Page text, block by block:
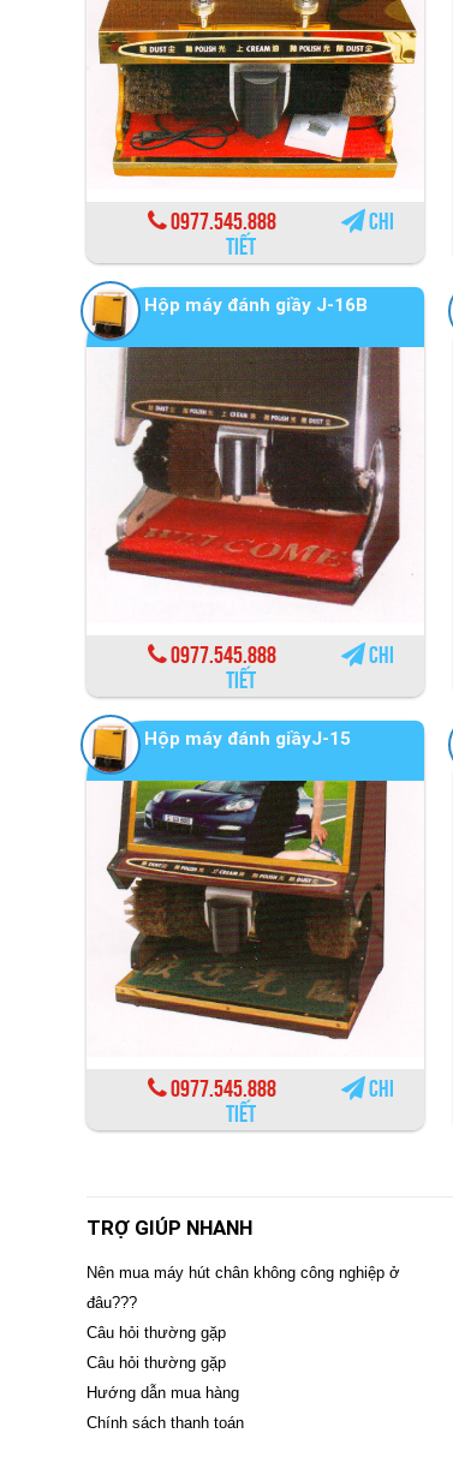
0977.545.888
Chi
tiết
Hộp máy đánh giầy J-16B
0977.545.888
Chi
tiết
Hộp máy đánh giầyJ-15
0977.545.888
Chi
tiết
TRỢ GIÚP NHANH
Nên mua máy hút chân không công nghiệp ở
đâu???
Câu hỏi thường gặp
Câu hỏi thường gặp
Hướng dẫn mua hàng
Chính sách thanh toán